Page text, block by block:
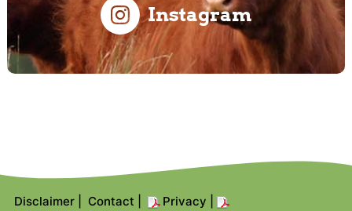
Instagram
Disclaimer| Contact Privacy